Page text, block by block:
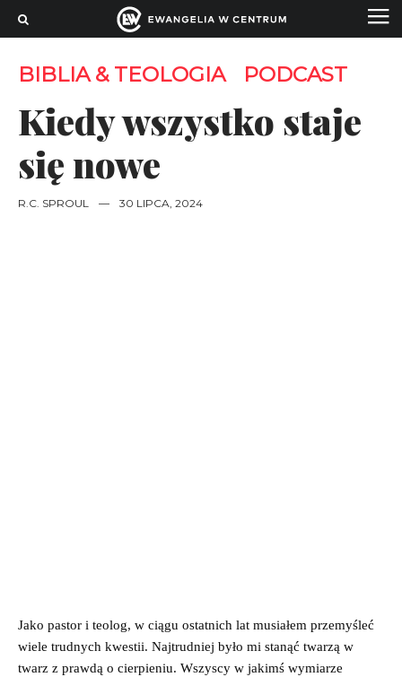
BIBLIA & TEOLOGIA PODCAST
Kiedy wszystko staje
się nowe
R.C. SPROUL — 30 LIPCA, 2024
Jako pastor i teolog, w ciągu ostatnich lat musiałem przemyśleć
wiele trudnych kwestii. Najtrudniej było mi stanąć twarzą w
twarz z prawdą o cierpieniu. Wszyscy w jakimś wymiarze